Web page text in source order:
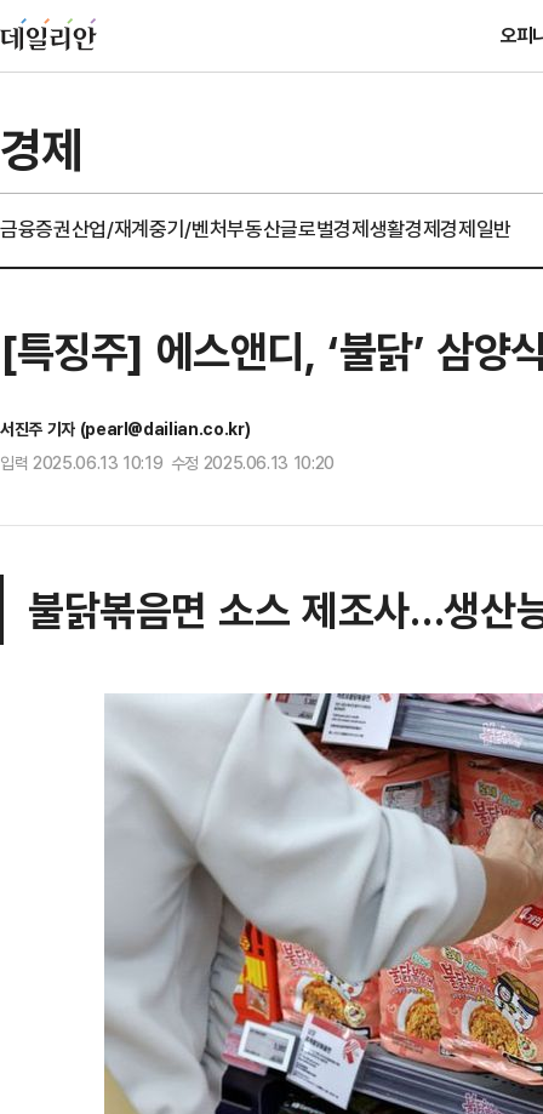
오피
경제
금융증권산업/재계중기/벤처부동산글로벌경제생활경제경제일반
[특징주] 에스앤디, ‘불닭’ 삼
서진주 기자 (pearl@dailian.co.kr)
입력 2025.06.13 10:19 수정 2025.06.13 10:20
불닭볶음면 소스 제조사…생산